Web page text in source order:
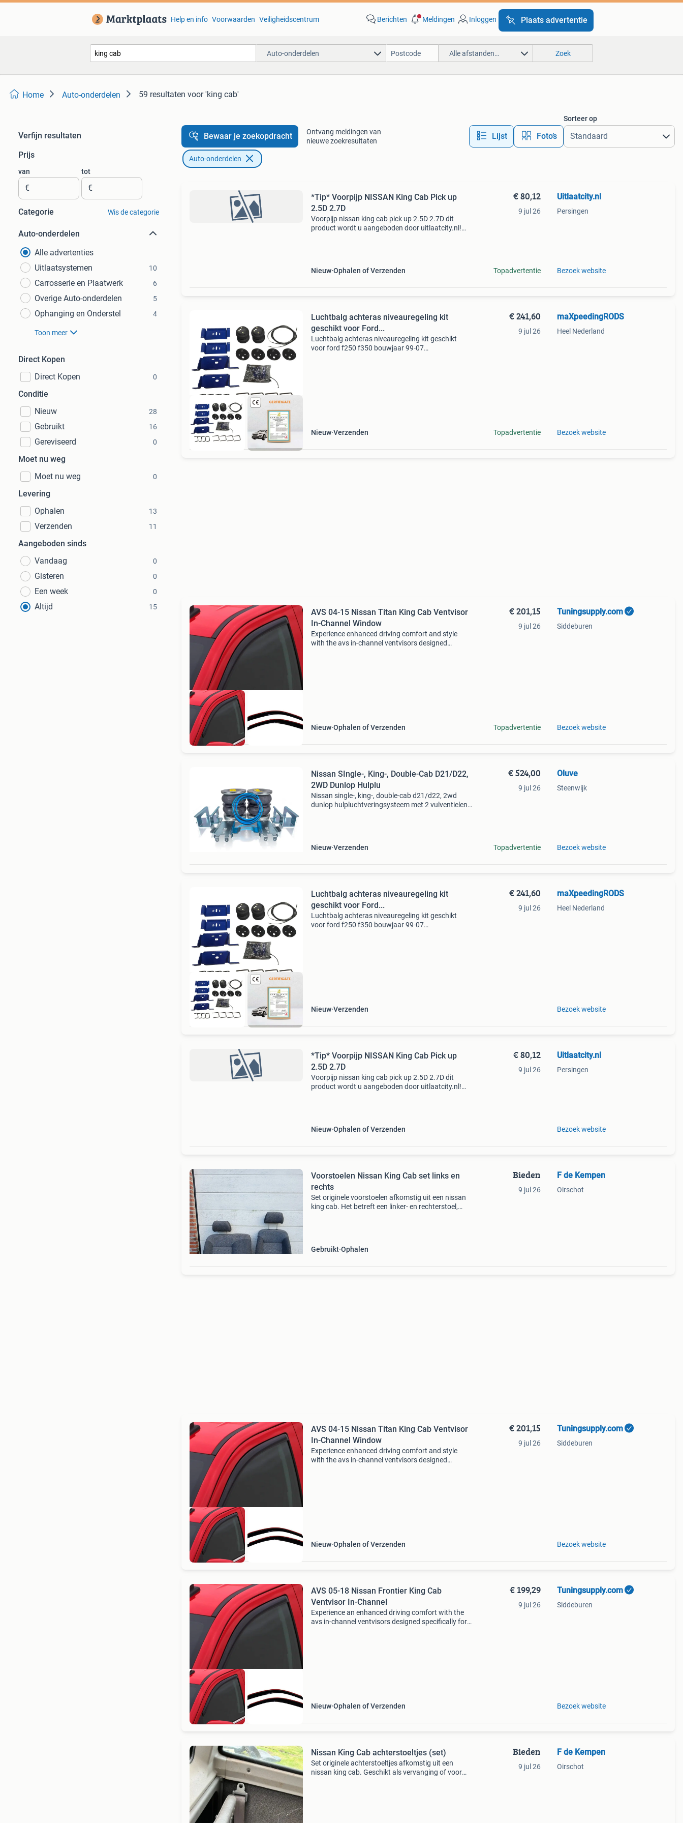
Help en info Voorwaarden Veiligheidscentrum Berichten Meldingen Inloggen Plaats advertentie
Auto-onderdelen Alle afstanden… Zoek
Home Auto-onderdelen 59 resultaten voor 'king cab'
Verfijn resultaten
Prijs
van
€
tot
€
Categorie Wis de categorie
Auto-onderdelen
Alle advertenties
Uitlaatsystemen
10
Carrosserie en Plaatwerk 6
Overige Auto-onderdelen 5
Ophanging en Onderstel 4
Toon meer
Direct Kopen
Direct Kopen
0
Conditie
Nieuw
28
Gebruikt 16
Gereviseerd 0
Moet nu weg
Moet nu weg
0
Levering
Ophalen
13
Verzenden 11
Aangeboden sinds
Vandaag
0
Gisteren 0
Een week 0
Altijd 15
Bewaar je zoekopdracht
Ontvang meldingen van
nieuwe zoekresultaten
Lijst Foto’s
Sorteer op
Auto-onderdelen
*Tip* Voorpijp NISSAN King Cab Pick up
2.5D 2.7D
Voorpijp nissan king cab pick up 2.5D 2.7D dit
product wordt u aangeboden door uitlaatcity.nl!
Nieuw Ophalen of Verzenden
€ 80,12
9 jul 26
Topadvertentie
Uitlaatcity.nl
Persingen
Bezoek website
Luchtbalg achteras niveauregeling kit
geschikt voor Ford...
Luchtbalg achteras niveauregeling kit geschikt
voor ford f250 f350 bouwjaar 99-07
Nieuw Verzenden
€ 241,60
9 jul 26
Topadvertentie
maXpeedingRODS
Heel Nederland
Bezoek website
AVS 04-15 Nissan Titan King Cab Ventvisor
In-Channel Window
Experience enhanced driving comfort and style
with the avs in-channel ventvisors designed
Nieuw Ophalen of Verzenden
€ 201,15
9 jul 26
Topadvertentie
Tuningsupply.com
Siddeburen
Bezoek website
Nissan SIngle-, King-, Double-Cab D21/D22,
2WD Dunlop Hulplu
Nissan single-, king-, double-cab d21/d22, 2wd
dunlop hulpluchtveringsysteem met 2 vulventielen.
Nieuw Verzenden
€ 524,00
9 jul 26
Topadvertentie
Oluve
Steenwijk
Bezoek website
Luchtbalg achteras niveauregeling kit
geschikt voor Ford...
Luchtbalg achteras niveauregeling kit geschikt
voor ford f250 f350 bouwjaar 99-07
Nieuw Verzenden
€ 241,60
9 jul 26
maXpeedingRODS
Heel Nederland
Bezoek website
*Tip* Voorpijp NISSAN King Cab Pick up
2.5D 2.7D
Voorpijp nissan king cab pick up 2.5D 2.7D dit
product wordt u aangeboden door uitlaatcity.nl!
Nieuw Ophalen of Verzenden
€ 80,12
9 jul 26
Uitlaatcity.nl
Persingen
Bezoek website
Voorstoelen Nissan King Cab set links en
rechts
Set originele voorstoelen afkomstig uit een nissan
king cab. Het betreft een linker- en rechterstoel,
Gebruikt Ophalen
Bieden
9 jul 26
F de Kempen
Oirschot
AVS 04-15 Nissan Titan King Cab Ventvisor
In-Channel Window
Experience enhanced driving comfort and style
with the avs in-channel ventvisors designed
Nieuw Ophalen of Verzenden
€ 201,15
9 jul 26
Tuningsupply.com
Siddeburen
Bezoek website
AVS 05-18 Nissan Frontier King Cab
Ventvisor In-Channel
Experience an enhanced driving comfort with the
avs in-channel ventvisors designed specifically for
Nieuw Ophalen of Verzenden
€ 199,29
9 jul 26
Tuningsupply.com
Siddeburen
Bezoek website
Nissan King Cab achterstoeltjes (set)
Set originele achterstoeltjes afkomstig uit een
nissan king cab. Geschikt als vervanging of voor
Bieden
9 jul 26
F de Kempen
Oirschot